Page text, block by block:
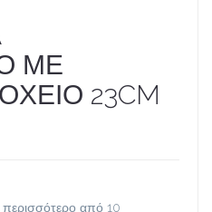
ΜΕ
23CM
περισσότερο από 10